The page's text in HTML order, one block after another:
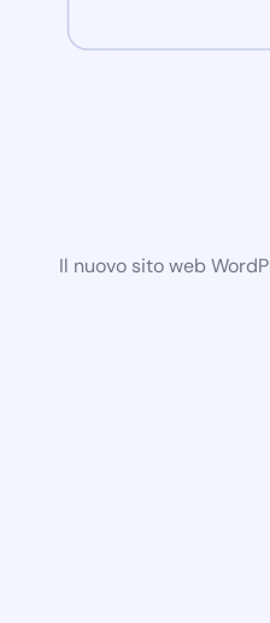
Il nuovo sito web